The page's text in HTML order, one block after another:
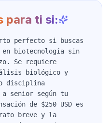
para ti si:
perfecto si buscas
en biotecnología sin
Se requiere
biológico y
disciplina
senior según tu
de $250 USD es
breve y la